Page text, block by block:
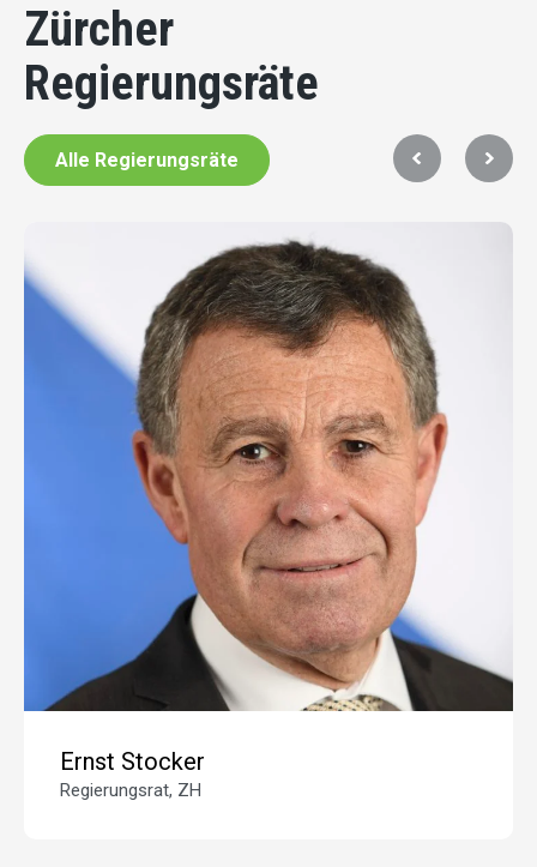
Zürcher
Regierungsräte
Alle Regierungsräte
Ernst Stocker
Regierungsrat, ZH